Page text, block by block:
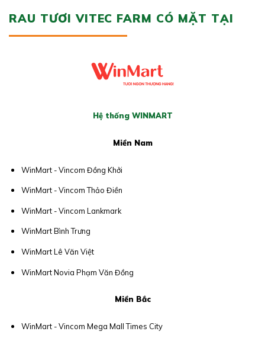
RAU TƯƠI VITEC FARM CÓ MẶT TẠI
Hệ thống WINMART
Miền Nam
WinMart - Vincom Đồng Khởi
WinMart - Vincom Thảo Điền
WinMart - Vincom Lankmark
WinMart Bình Trưng
WinMart Lê Văn Việt
WinMart Novia Phạm Văn Đồng
Miền Bắc
WinMart - Vincom Mega Mall Times City